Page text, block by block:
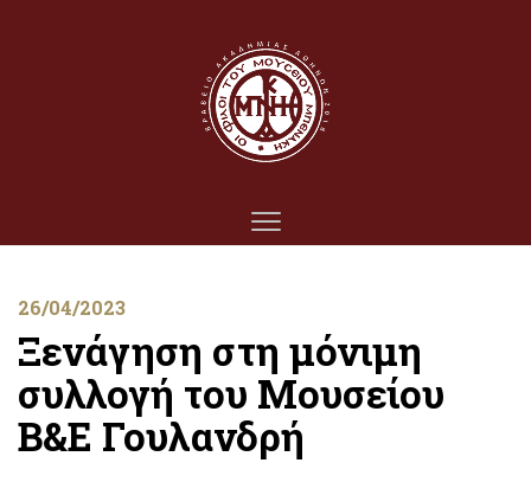
26/04/2023
Ξενάγηση στη μόνιμη
συλλογή του Μουσείου
Β&Ε Γουλανδρή